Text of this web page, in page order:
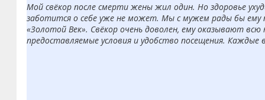
Мой свёкор после смерти жены жил один. Но здоровье
заботится о себе уже не может. Мы с мужем рады бы ему
«Золотой Век». Свёкор очень доволен, ему оказывают
предоставляемые условия и удобство посещения.